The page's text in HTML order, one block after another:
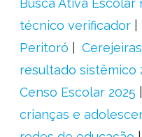
Busca Ativa
técnico verificador
Peritoró
Cerejeiras
resultado sistêmico
Censo Escolar 2025
crianças e